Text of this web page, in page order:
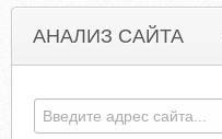
АНАЛИЗ САЙТА